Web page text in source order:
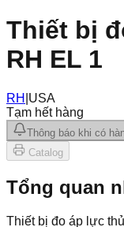
Thiết bị
RH EL 1
RH USA
Tạm hết hàng
Thông báo khi có
Catalog
Tổng quan
Thiết bị đo áp lực